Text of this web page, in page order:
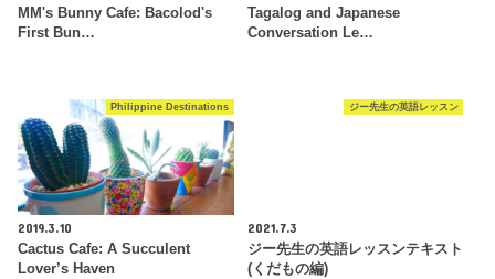
MM's Bunny Cafe: Bacolod's
First Bun…
Tagalog and Japanese
Conversation Le…
Philippine Destinations
2019.3.10
Cactus Cafe: A Succulent
Lover’s Haven
ジー先生の英語レッスン
2021.7.3
ジー先生の英語レッスンテキスト
(くだもの編)